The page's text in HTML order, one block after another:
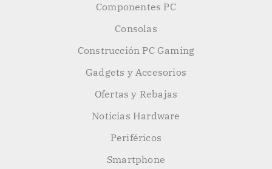
Componentes PC
Consolas
Construcción PC Gaming
Gadgets y Accesorios
Ofertas y Rebajas
Noticias Hardware
Periféricos
Smartphone